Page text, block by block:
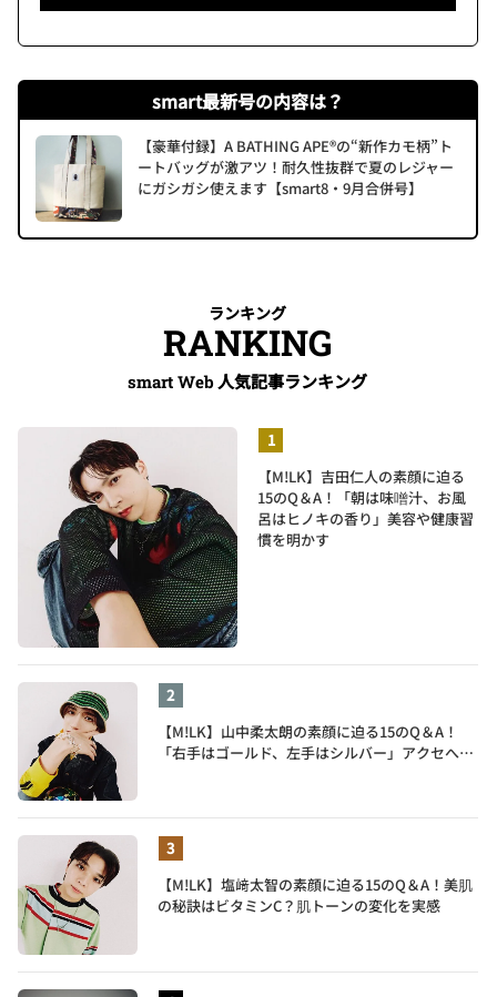
smart最新号の内容は？
【豪華付録】A BATHING APE®の“新作カモ柄”ト
ートバッグが激アツ！耐久性抜群で夏のレジャー
にガシガシ使えます【smart8・9月合併号】
ランキング
RANKING
smart Web人気記事ランキング
【M!LK】吉田仁人の素顔に迫る
15のQ＆A！「朝は味噌汁、お風
呂はヒノキの香り」美容や健康習
慣を明かす
【M!LK】山中柔太朗の素顔に迫る15のQ＆A！
「右手はゴールド、左手はシルバー」アクセへの
【M!LK】塩﨑太智の素顔に迫る15のQ＆A！美肌
の秘訣はビタミンC？肌トーンの変化を実感